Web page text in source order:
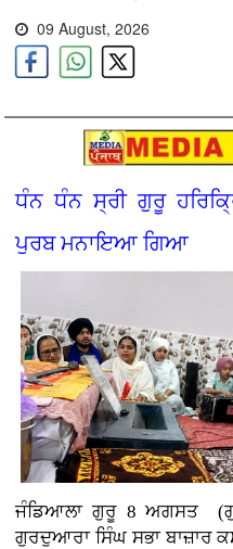
09 August, 2026
ਧੰਨ ਧੰਨ ਸ੍ਰੀ ਗੁਰੂ
ਪੁਰਬ ਮਨਾਇਆ ਗਿਆ
ਜੰਡਿਆਲਾ ਗੁਰੂ 8 ਅਗਸਤ
ਗੁਰਦੁਆਰਾ ਸਿੰਘ ਸਭਾ ਬਾਜ਼ਾਰ